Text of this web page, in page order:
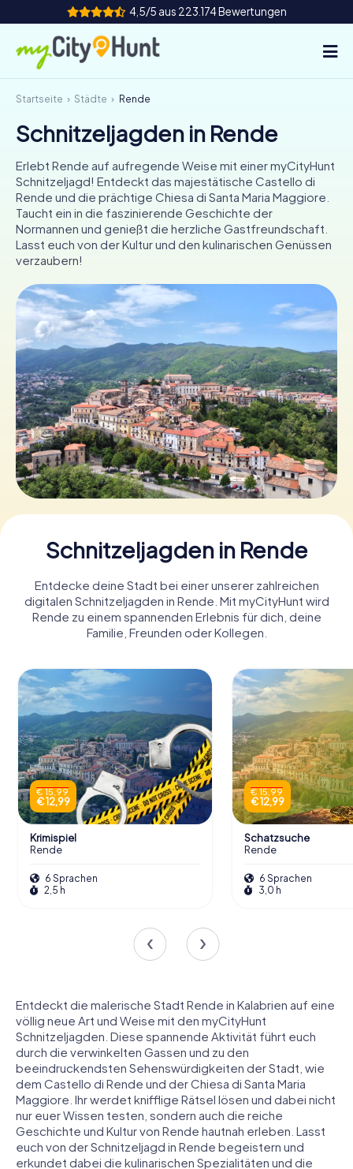
4,5/5 aus 223.174 Bewertungen
So funktioniert's
Städte
Touren
Teamevent
Tickets
INT AT CH
DE
ES
FR
IE
IT
NL
Tickets buchen
Gutscheine bestellen
Startseite Städte Rende
Schnitzeljagden in Rende
Erlebt Rende auf aufregende Weise mit einer myCityHunt
Schnitzeljagd! Entdeckt das majestätische Castello di
Rende und die prächtige Chiesa di Santa Maria Maggiore.
Taucht ein in die faszinierende Geschichte der
Normannen und genießt die herzliche Gastfreundschaft.
Lasst euch von der Kultur und den kulinarischen Genüssen
verzaubern!
Schnitzeljagden in Rende
Entdecke deine Stadt bei einer unserer zahlreichen
digitalen Schnitzeljagden in Rende. Mit myCityHunt wird
Rende zu einem spannenden Erlebnis für dich, deine
Familie, Freunden oder Kollegen.
€ 15,99
€ 12,99
Krimispiel
Rende
6 Sprachen
2,5 h
€ 15,99
€ 12,99
Schatzsuche
Rende
6 Sprachen
3,0 h
Entdeckt die malerische Stadt Rende in Kalabrien auf eine
völlig neue Art und Weise mit den myCityHunt
Schnitzeljagden. Diese spannende Aktivität führt euch
durch die verwinkelten Gassen und zu den
beeindruckendsten Sehenswürdigkeiten der Stadt, wie
dem Castello di Rende und der Chiesa di Santa Maria
Maggiore. Ihr werdet knifflige Rätsel lösen und dabei nicht
nur euer Wissen testen, sondern auch die reiche
Geschichte und Kultur von Rende hautnah erleben. Lasst
euch von der Schnitzeljagd in Rende begeistern und
erkundet dabei die kulinarischen Spezialitäten und die